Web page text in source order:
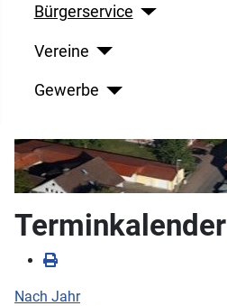
Bürgerservice
Vereine
Gewerbe
Terminkalender
Nach Jahr